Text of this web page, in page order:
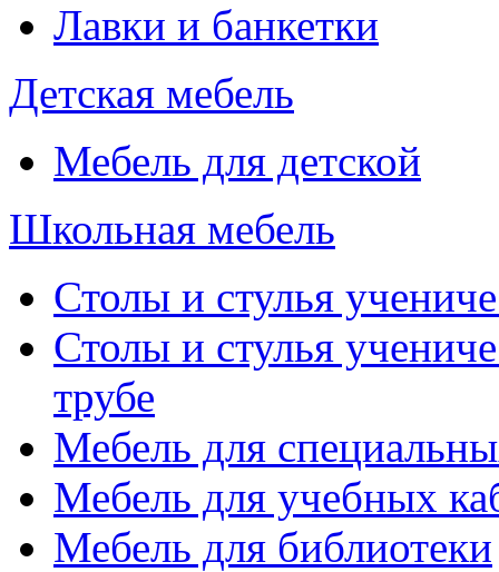
Лавки и банкетки
Детская мебель
Мебель для детской
Школьная мебель
Столы и стулья
Столы и стулья
трубе
Мебель для
Мебель для учебных
Мебель для библиотеки